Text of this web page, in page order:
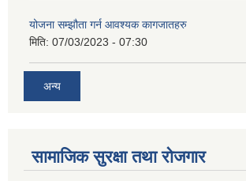
योजना सम्झौता गर्न आवश्यक कागजातहरु
मिति: 07/03/2023 - 07:30
अन्य
सामाजिक सुरक्षा तथा रोजगार